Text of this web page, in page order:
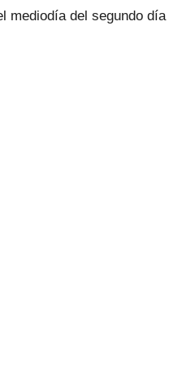
mediodía del segundo día